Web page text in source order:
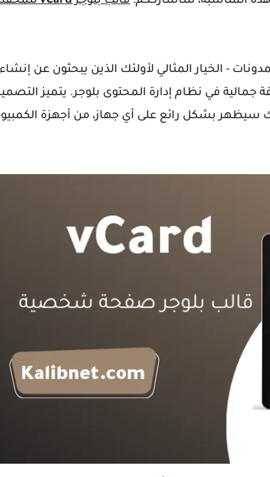
- الخيار المثالي لأولئك الذين يبحثون عن
في نظام إدارة المحتوى بلوجر. يتميز
سيظهر بشكل رائع على أي جهاز، من أجهزة